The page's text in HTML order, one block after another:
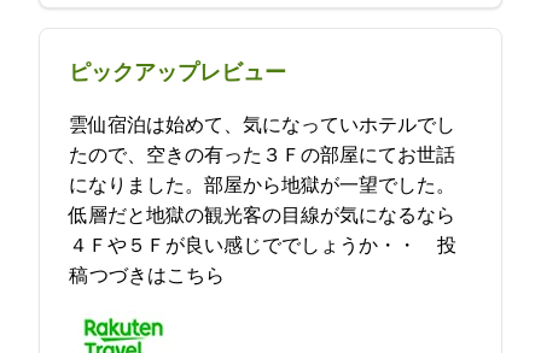
ピックアップレビュー
雲仙宿泊は始めて、気になっていホテルでし
たので、空きの有った３Ｆの部屋にてお世話
になりました。部屋から地獄が一望でした。
低層だと地獄の観光客の目線が気になるなら
４Ｆや５Ｆが良い感じででしょうか・・… 2023-05-27 16:41:34投
稿つづきはこちら